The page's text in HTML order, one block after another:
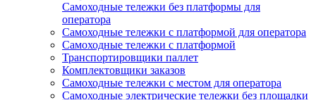
Самоходные тележки без платформы для
оператора
Самоходные тележки с платформой для оператора
Самоходные тележки с платформой
Транспортировщики паллет
Комплектовщики заказов
Самоходные тележки с местом для оператора
Самоходные электрические тележки без площадки